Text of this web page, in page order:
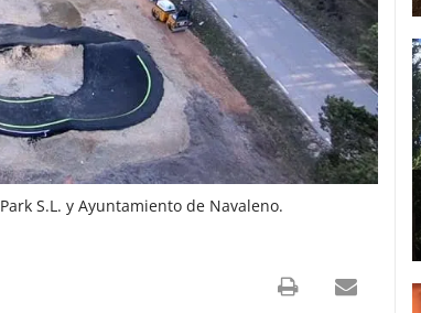
S.L. y Ayuntamiento de Navaleno.